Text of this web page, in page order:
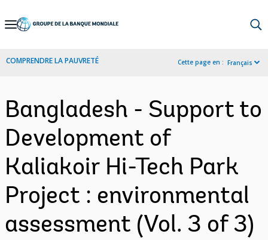
Skip
Navigation
COMPRENDRE LA PAUVRETÉ Cette page en : Français
Bangladesh - Support to
Development of
Kaliakoir Hi-Tech Park
Project : environmental
assessment (Vol. 3 of 3)